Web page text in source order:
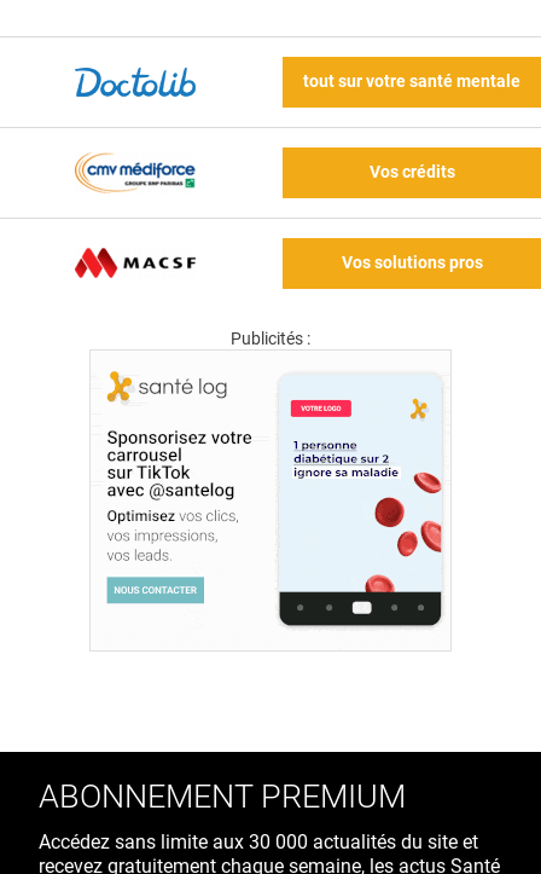
tout sur votre santé mentale
Vos crédits
Vos solutions pros
Publicités :
ABONNEMENT PREMIUM
Accédez sans limite aux 30 000 actualités du site et
recevez gratuitement chaque semaine, les actus Santé